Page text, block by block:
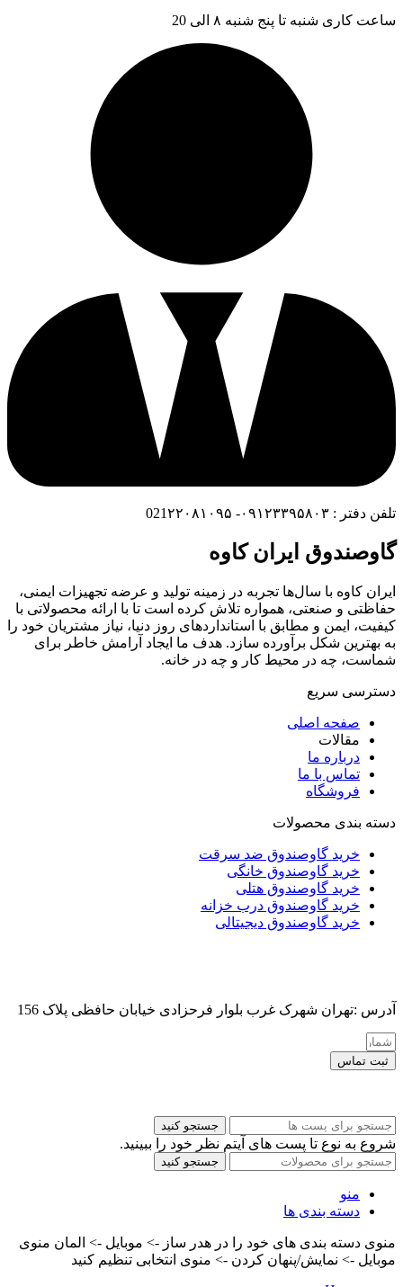
ساعت کاری شنبه تا پنج شنبه ۸ الی 20
تلفن دفتر : ۰۹۱۲۳۳۹۵۸۰۳- 021۲۲۰۸۱۰۹۵
گاوصندوق ایران کاوه
ایران کاوه با سال‌ها تجربه در زمینه تولید و عرضه تجهیزات ایمنی،
حفاظتی و صنعتی، همواره تلاش کرده است تا با ارائه محصولاتی با
کیفیت، ایمن و مطابق با استانداردهای روز دنیا، نیاز مشتریان خود را
به بهترین شکل برآورده سازد. هدف ما ایجاد آرامش خاطر برای
شماست، چه در محیط کار و چه در خانه.
دسترسی سریع
صفحه اصلی
مقالات
درباره ما
تماس با ما
فروشگاه
دسته بندی محصولات
خرید گاوصندوق ضد سرقت
خرید گاوصندوق خانگی
خرید گاوصندوق هتلی
خرید گاوصندوق درب خزانه
خرید گاوصندوق دیجیتالی
آدرس :تهران شهرک غرب بلوار فرحزادی خیابان حافظی پلاک 156
ثبت تماس
جستجو کنید
شروع به نوع تا پست های آیتم نظر خود را ببینید.
جستجو کنید
منو
دسته بندی ها
منوی دسته بندی های خود را در هدر ساز -> موبایل -> المان منوی
موبایل -> نمایش/پنهان کردن -> منوی انتخابی تنظیم کنید